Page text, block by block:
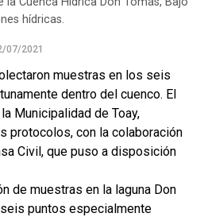
hídricas.
07/2021
muestras en los seis
dentro del cuenco. El
Municipalidad de Toay,
protocolos, con la colaboración
Civil, que puso a disposición
de muestras en la laguna Don
puntos especialmente